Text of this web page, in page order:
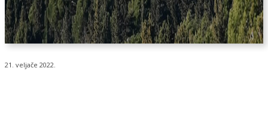
21. veljače 2022.